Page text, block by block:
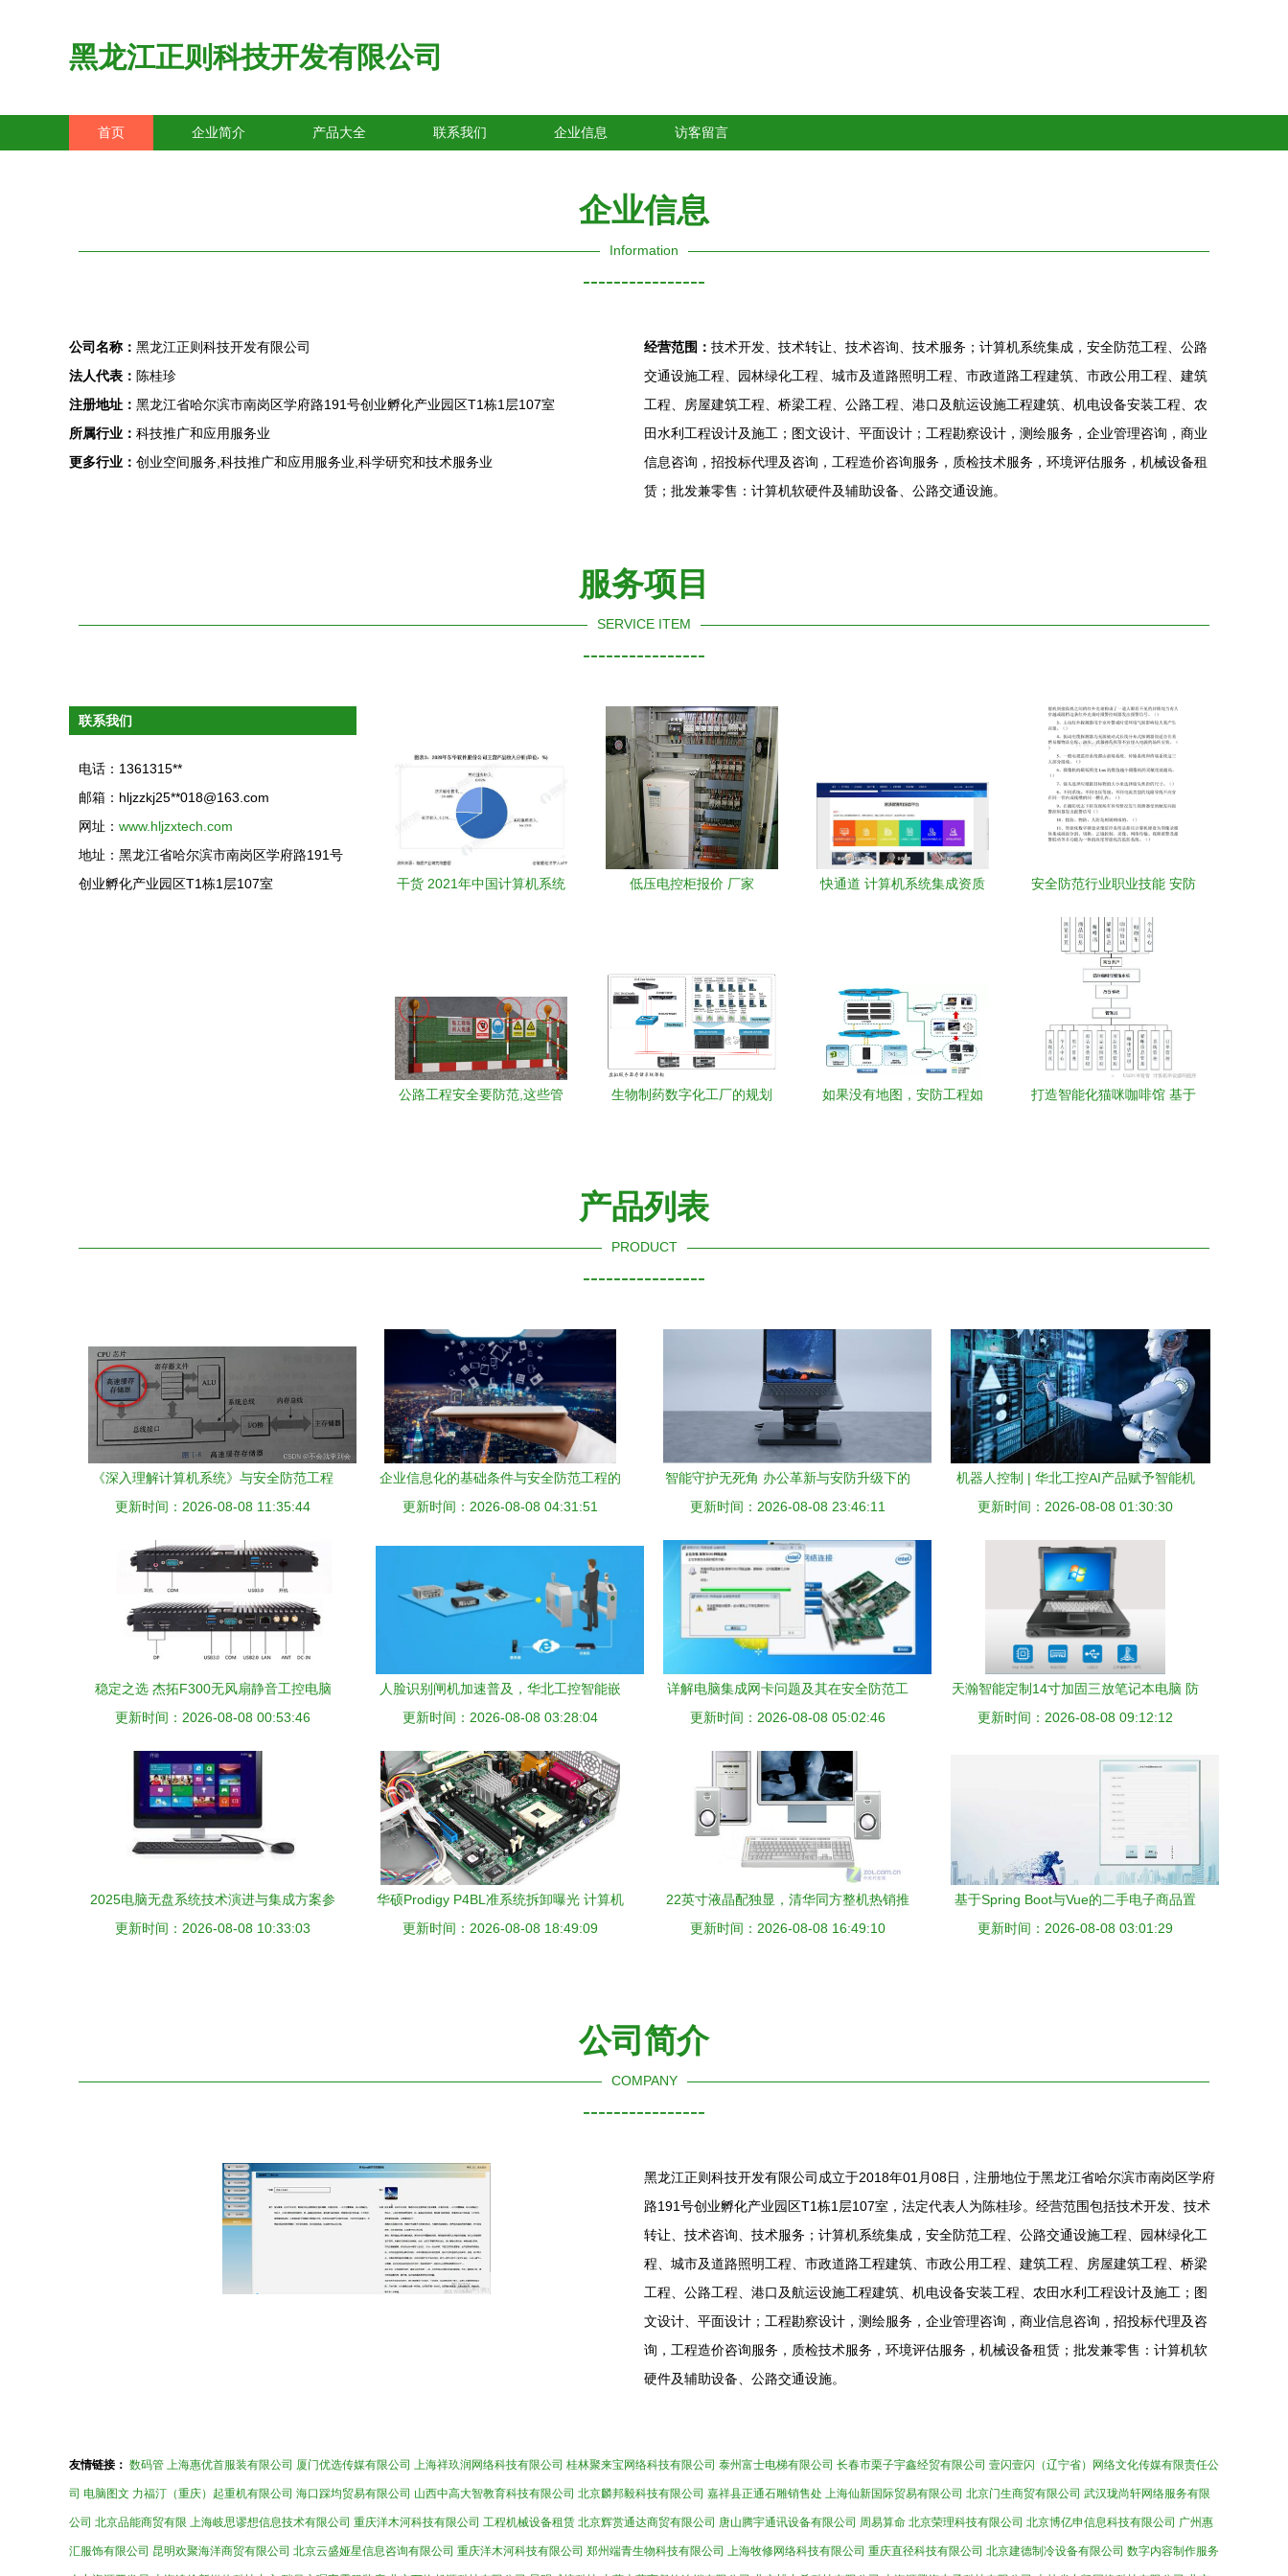
黑龙江正则科技开发有限公司
首页 企业简介 产品大全 联系我们 企业信息 访客留言
企业信息
Information
----------------
公司名称： 黑龙江正则科技开发有限公司
法人代表： 陈桂珍
注册地址： 黑龙江省哈尔滨市南岗区学府路191号创业孵化产业园区T1栋1层107室
所属行业： 科技推广和应用服务业
更多行业： 创业空间服务,科技推广和应用服务业,科学研究和技术服务业
经营范围： 技术开发、技术转让、技术咨询、技术服务；计算机系统集成，安全防范工程、公路
交通设施工程、园林绿化工程、城市及道路照明工程、市政道路工程建筑、市政公用工程、建筑
工程、房屋建筑工程、桥梁工程、公路工程、港口及航运设施工程建筑、机电设备安装工程、农
田水利工程设计及施工；图文设计、平面设计；工程勘察设计，测绘服务，企业管理咨询，商业
信息咨询，招投标代理及咨询，工程造价咨询服务，质检技术服务，环境评估服务，机械设备租
赁；批发兼零售：计算机软硬件及辅助设备、公路交通设施。
服务项目
SERVICE ITEM
----------------
联系我们
电话：1361315**
邮箱：hljzzkj25**018@163.com
网址： www.hljzxtech.com
地址：黑龙江省哈尔滨市南岗区学府路191号
创业孵化产业园区T1栋1层107室
干货 2021年中国计算机系统
低压电控柜报价 厂家
快通道 计算机系统集成资质
安全防范行业职业技能 安防
题（判断题——计算机系统
集成）
公路工程安全要防范,这些管
生物制药数字化工厂的规划
如果没有地图，安防工程如
打造智能化猫咪咖啡馆 基于
产品列表
PRODUCT
----------------
《深入理解计算机系统》与安全防范工程
从基础防御到系统感知
更新时间：2026-08-08 11:35:44
企业信息化的基础条件与安全防范工程的
全新建构
更新时间：2026-08-08 04:31:51
智能守护无死角 办公革新与安防升级下的
首款AI电脑支架
更新时间：2026-08-08 23:46:11
机器人控制 | 华北工控AI产品赋予智能机
器人发展更多可能
更新时间：2026-08-08 01:30:30
稳定之选 杰拓F300无风扇静音工控电脑
在安全防范工程中的卓越表现
更新时间：2026-08-08 00:53:46
人脸识别闸机加速普及，华北工控智能嵌
入式硬件全方位赋能“安全防范工程”
更新时间：2026-08-08 03:28:04
详解电脑集成网卡问题及其在安全防范工
程中的应用与优化
更新时间：2026-08-08 05:02:46
天瀚智能定制14寸加固三放笔记本电脑 防
摔典范与系统集成创新
更新时间：2026-08-08 09:12:12
2025电脑无盘系统技术演进与集成方案参
考指南
更新时间：2026-08-08 10:33:03
华硕Prodigy P4BL准系统拆卸曝光 计算机
系统集成的精致之作
更新时间：2026-08-08 18:49:09
22英寸液晶配独显，清华同方整机热销推
动计算机系统集成新趋势
更新时间：2026-08-08 16:49:10
基于Spring Boot与Vue的二手电子商品置
换系统设计与实现
更新时间：2026-08-08 03:01:29
公司简介
COMPANY
----------------
黑龙江正则科技开发有限公司成立于2018年01月08日，注册地位于黑龙江省哈尔滨市南岗区学府
路191号创业孵化产业园区T1栋1层107室，法定代表人为陈桂珍。经营范围包括技术开发、技术
转让、技术咨询、技术服务；计算机系统集成，安全防范工程、公路交通设施工程、园林绿化工
程、城市及道路照明工程、市政道路工程建筑、市政公用工程、建筑工程、房屋建筑工程、桥梁
工程、公路工程、港口及航运设施工程建筑、机电设备安装工程、农田水利工程设计及施工；图
文设计、平面设计；工程勘察设计，测绘服务，企业管理咨询，商业信息咨询，招投标代理及咨
询，工程造价咨询服务，质检技术服务，环境评估服务，机械设备租赁；批发兼零售：计算机软
硬件及辅助设备、公路交通设施。
友情链接： 数码管 上海惠优首服装有限公司 厦门优选传媒有限公司 上海祥玖润网络科技有限公司 桂林聚来宝网络科技有限公司 泰州富士电梯有限公司 长春市栗子宇鑫经贸有限公司 壹闪壹闪（辽宁省）网络文化传媒有限责任公
司 电脑图文 力福汀（重庆）起重机有限公司 海口踩均贸易有限公司 山西中高大智教育科技有限公司 北京麟邦毅科技有限公司 嘉祥县正通石雕销售处 上海仙新国际贸易有限公司 北京门生商贸有限公司 武汉珑尚轩网络服务有限
公司 北京品能商贸有限 上海岐思谬想信息技术有限公司 重庆洋木河科技有限公司 工程机械设备租赁 北京辉赏通达商贸有限公司 唐山腾宇通讯设备有限公司 周易算命 北京荣理科技有限公司 北京博亿申信息科技有限公司 广州惠
汇服饰有限公司 昆明欢聚海洋商贸有限公司 北京云盛娅星信息咨询有限公司 重庆洋木河科技有限公司 郑州端青生物科技有限公司 上海牧修网络科技有限公司 重庆直径科技有限公司 北京建德制冷设备有限公司 数字内容制作服务